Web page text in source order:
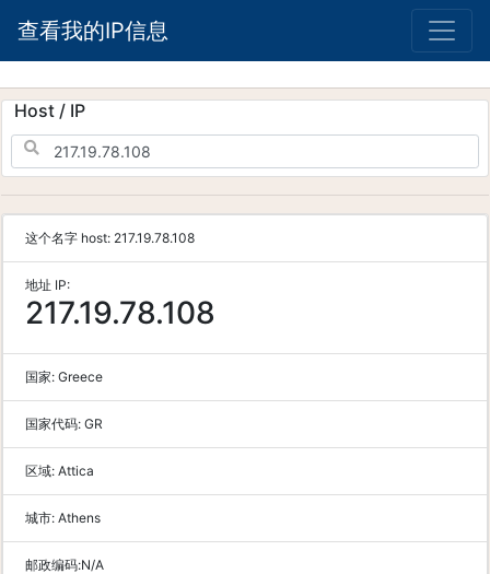
查看我的IP信息
Host / IP
这个名字 host: 217.19.78.108
地址 IP:
217.19.78.108
国家: Greece
国家代码: GR
区域: Attica
城市: Athens
邮政编码:N/A